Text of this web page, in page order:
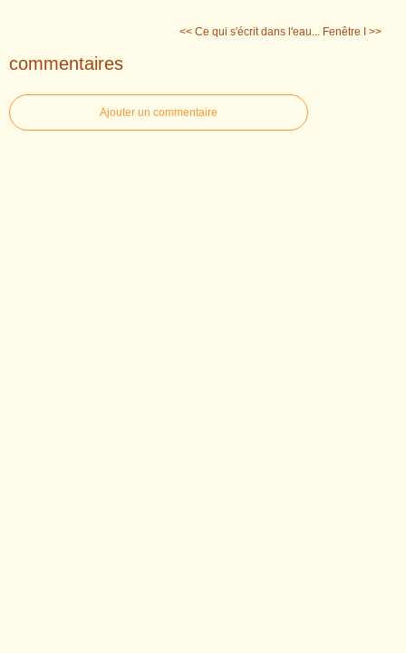
<< Ce qui s'écrit dans l'eau... Fenêtre I >>
commentaires
Ajouter un commentaire